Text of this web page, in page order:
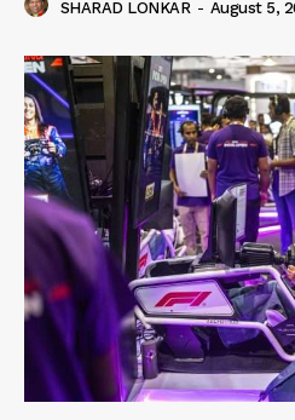
SHARAD LONKAR - August 5,